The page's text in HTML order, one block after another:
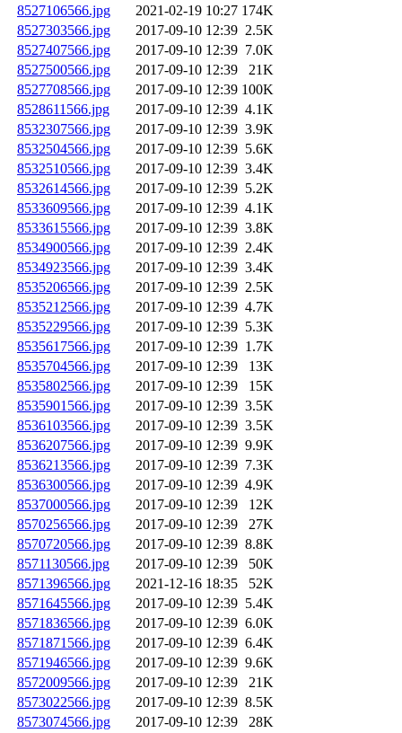
8527106566.jpg
2021-02-19 10:27 174K
8527303566.jpg
2017-09-10 12:39 2.5K
8527407566.jpg
2017-09-10 12:39 7.0K
8527500566.jpg
2017-09-10 12:39
21K
8527708566.jpg
2017-09-10 12:39 100K
8528611566.jpg
2017-09-10 12:39 4.1K
8532307566.jpg
2017-09-10 12:39 3.9K
8532504566.jpg
2017-09-10 12:39 5.6K
8532510566.jpg
2017-09-10 12:39 3.4K
8532614566.jpg
2017-09-10 12:39 5.2K
8533609566.jpg
2017-09-10 12:39 4.1K
8533615566.jpg
2017-09-10 12:39 3.8K
8534900566.jpg
2017-09-10 12:39 2.4K
8534923566.jpg
2017-09-10 12:39 3.4K
8535206566.jpg
2017-09-10 12:39 2.5K
8535212566.jpg
2017-09-10 12:39 4.7K
8535229566.jpg
2017-09-10 12:39 5.3K
8535617566.jpg
2017-09-10 12:39 1.7K
8535704566.jpg
2017-09-10 12:39
13K
8535802566.jpg
2017-09-10 12:39
15K
8535901566.jpg
2017-09-10 12:39 3.5K
8536103566.jpg
2017-09-10 12:39 3.5K
8536207566.jpg
2017-09-10 12:39 9.9K
8536213566.jpg
2017-09-10 12:39 7.3K
8536300566.jpg
2017-09-10 12:39 4.9K
8537000566.jpg
2017-09-10 12:39
12K
8570256566.jpg
2017-09-10 12:39
27K
8570720566.jpg
2017-09-10 12:39 8.8K
8571130566.jpg
2017-09-10 12:39
50K
8571396566.jpg
2021-12-16 18:35
52K
8571645566.jpg
2017-09-10 12:39 5.4K
8571836566.jpg
2017-09-10 12:39 6.0K
8571871566.jpg
2017-09-10 12:39 6.4K
8571946566.jpg
2017-09-10 12:39 9.6K
8572009566.jpg
2017-09-10 12:39
21K
8573022566.jpg
2017-09-10 12:39 8.5K
8573074566.jpg
2017-09-10 12:39
28K